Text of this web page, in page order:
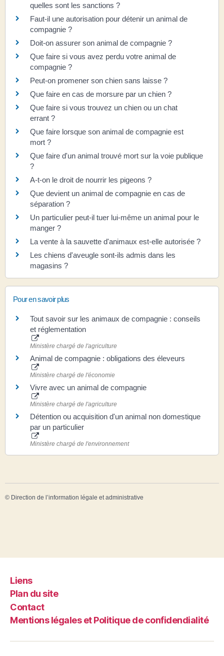
quelles sont les sanctions ?
Faut-il une autorisation pour détenir un animal de
compagnie ?
Doit-on assurer son animal de compagnie ?
Que faire si vous avez perdu votre animal de
compagnie ?
Peut-on promener son chien sans laisse ?
Que faire en cas de morsure par un chien ?
Que faire si vous trouvez un chien ou un chat
errant ?
Que faire lorsque son animal de compagnie est
mort ?
Que faire d'un animal trouvé mort sur la voie publique
?
A-t-on le droit de nourrir les pigeons ?
Que devient un animal de compagnie en cas de
séparation ?
Un particulier peut-il tuer lui-même un animal pour le
manger ?
La vente à la sauvette d'animaux est-elle autorisée ?
Les chiens d'aveugle sont-ils admis dans les
magasins ?
Pour en savoir plus
Tout savoir sur les animaux de compagnie : conseils
et réglementation
Ministère chargé de l'agriculture
Animal de compagnie : obligations des éleveurs
Ministère chargé de l'économie
Vivre avec un animal de compagnie
Ministère chargé de l'agriculture
Détention ou acquisition d'un animal non domestique
par un particulier
Ministère chargé de l'environnement
© Direction de l’information légale et administrative
Liens
Plan du site
Contact
Mentions légales et Politique de confidendialité